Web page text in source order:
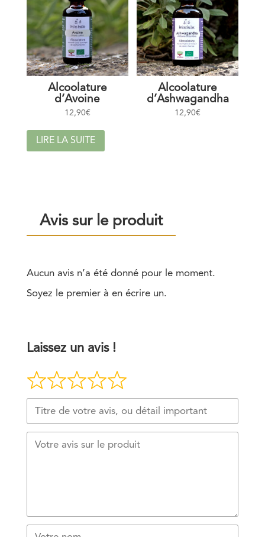
Alcoolature
d’Avoine
12,90€
LIRE LA SUITE
Alcoolature
d’Ashwagandha
12,90€
Avis sur le produit
Aucun avis n’a été donné pour le moment.
Soyez le premier à en écrire un.
Laissez un avis !